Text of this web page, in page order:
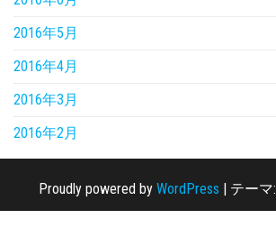
2016年5月
2016年4月
2016年3月
2016年2月
Proudly powered by WordPress | テーマ: